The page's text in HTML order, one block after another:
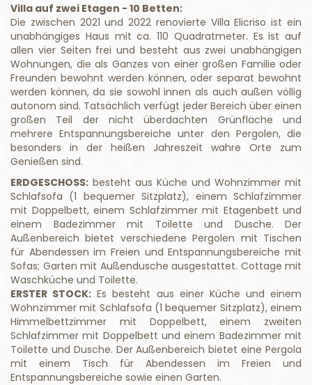
Villa auf zwei Etagen - 10 Betten:
Die zwischen 2021 und 2022 renovierte Villa Elicriso ist ein
unabhängiges Haus mit ca. 110 Quadratmeter. Es ist auf
allen vier Seiten frei und besteht aus zwei unabhängigen
Wohnungen, die als Ganzes von einer großen Familie oder
Freunden bewohnt werden können, oder separat bewohnt
werden können, da sie sowohl innen als auch außen völlig
autonom sind. Tatsächlich verfügt jeder Bereich über einen
großen Teil der nicht überdachten Grünfläche und
mehrere Entspannungsbereiche unter den Pergolen, die
besonders in der heißen Jahreszeit wahre Orte zum
Genießen sind.
ERDGESCHOSS: besteht aus Küche und Wohnzimmer mit
Schlafsofa (1 bequemer Sitzplatz), einem Schlafzimmer
mit Doppelbett, einem Schlafzimmer mit Etagenbett und
einem Badezimmer mit Toilette und Dusche. Der
Außenbereich bietet verschiedene Pergolen mit Tischen
für Abendessen im Freien und Entspannungsbereiche mit
Sofas; Garten mit Außendusche ausgestattet. Cottage mit
Waschküche und Toilette.
ERSTER STOCK: Es besteht aus einer Küche und einem
Wohnzimmer mit Schlafsofa (1 bequemer Sitzplatz), einem
Himmelbettzimmer mit Doppelbett, einem zweiten
Schlafzimmer mit Doppelbett und einem Badezimmer mit
Toilette und Dusche. Der Außenbereich bietet eine Pergola
mit einem Tisch für Abendessen im Freien und
Entspannungsbereiche sowie einen Garten.